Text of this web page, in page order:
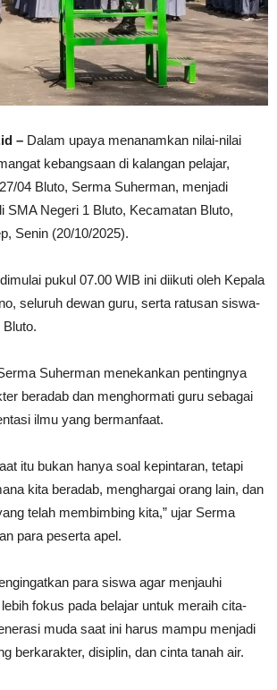
– Dalam upaya menanamkan nilai-nilai
kebangsaan di kalangan pelajar,
04 Bluto, Serma Suherman, menjadi
SMA Negeri 1 Bluto, Kecamatan Bluto,
Senin (20/10/2025).
pukul 07.00 WIB ini diikuti oleh Kepala
seluruh dewan guru, serta ratusan siswa-
Suherman menekankan pentingnya
beradab dan menghormati guru sebagai
ilmu yang bermanfaat.
itu bukan hanya soal kepintaran, tetapi
kita beradab, menghargai orang lain, dan
telah membimbing kita,” ujar Serma
para peserta apel.
para siswa agar menjauhi
fokus pada belajar untuk meraih cita-
muda saat ini harus mampu menjadi
berkarakter, disiplin, dan cinta tanah air.